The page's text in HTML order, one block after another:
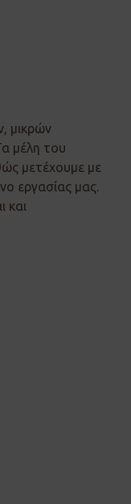
μικρών
μέλη του
μετέχουμε με
εργασίας μας.
και